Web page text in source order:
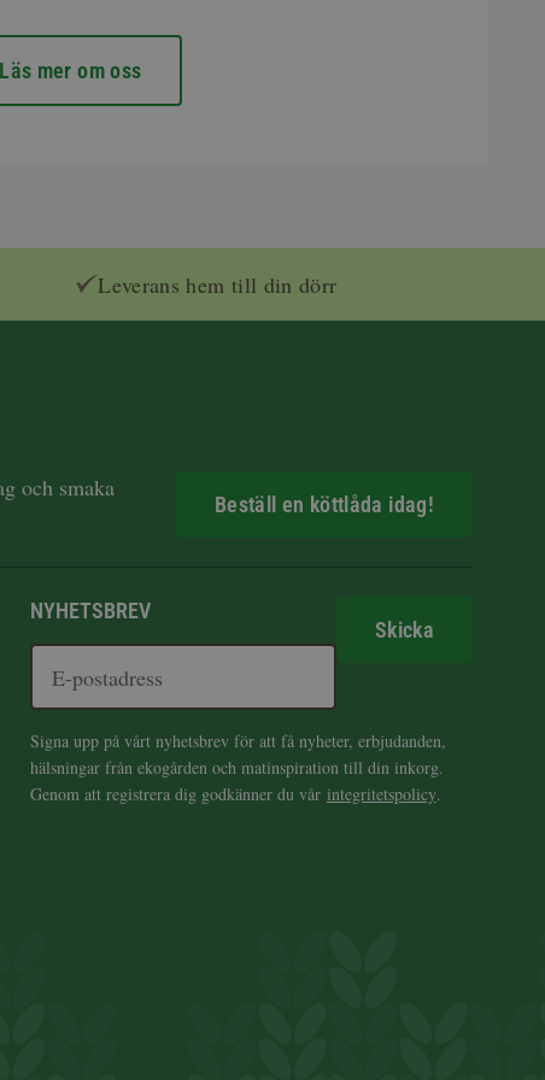
Läs mer om oss
Leverans hem till din dörr
och smaka
Beställ en köttlåda idag!
NYHETSBREV
Skicka
Signa upp på vårt nyhetsbrev för att få nyheter, erbjudanden,
hälsningar från ekogården och matinspiration till din inkorg.
Genom att registrera dig godkänner du vår integritetspolicy.